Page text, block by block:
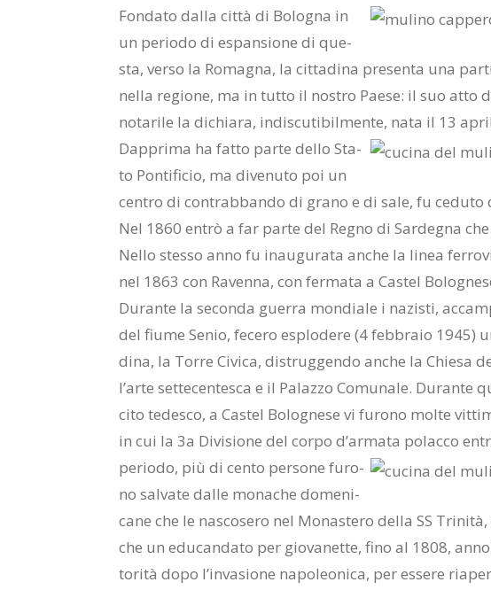
Fon­da­to dal­la cit­tà di Bo­lo­gna in
un pe­rio­do di espan­sio­ne di que­
sta, ver­so la Ro­ma­gna, la cit­ta­di­na pre­sen­ta una
nel­la re­gio­ne, ma in tut­to il no­stro Pae­se: il suo atto
no­ta­ri­le la di­chia­ra, in­di­scu­ti­bil­men­te, nata il 13
Dap­pri­ma ha fat­to par­te del­lo Sta­
to Pon­ti­fi­cio, ma di­ve­nu­to poi un
cen­tro di con­trab­ban­do di gra­no e di sale, fu ce­du­to
Nel 1860 en­trò a far par­te del Re­gno di Sar­de­gna
Nel­lo stes­so anno fu inau­gu­ra­ta an­che la li­nea
nel 1863 con Ra­ven­na, con fer­ma­ta a Ca­stel
Du­ran­te la se­con­da guer­ra mon­dia­le i na­zi­sti,
del fiu­me Se­nio, fe­ce­ro esplo­de­re (4 feb­bra­io
di­na, la Tor­re Ci­vi­ca, di­strug­gen­do an­che la Chie­sa
l’ar­te set­te­cen­te­sca e il Pa­laz­zo Co­mu­na­le. Du­ran­te
ci­to te­de­sco, a Ca­stel Bo­lo­gne­se vi fu­ro­no mol­te
in cui la 3a Di­vi­sio­ne del cor­po d’ar­ma­ta po­lac­co
pe­rio­do, più di cen­to per­so­ne fu­ro­
no sal­va­te dal­le mo­na­che do­me­ni­
ca­ne che le na­sco­se­ro nel Mo­na­ste­ro del­la SS
che un edu­can­da­to per gio­va­net­te, fino al 1808,
to­ri­tà dopo l’in­va­sio­ne na­po­leo­ni­ca, per es­se­re